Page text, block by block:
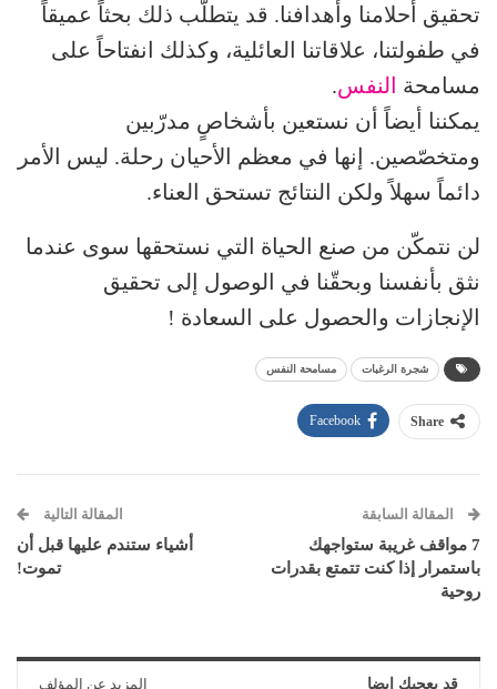
تحقيق أحلامنا وأهدافنا. قد يتطلّب ذلك بحثاً عميقاً
في طفولتنا، علاقاتنا العائلية، وكذلك انفتاحاً على
مسامحة النفس.
يمكننا أيضاً أن نستعين بأشخاصٍ مدرّبين
ومتخصّصين. إنها في معظم الأحيان رحلة. ليس الأمر
دائماً سهلاً ولكن النتائج تستحق العناء.
لن نتمكّن من صنع الحياة التي نستحقها سوى عندما
نثق بأنفسنا وبحقّنا في الوصول إلى تحقيق
الإنجازات والحصول على السعادة !
شجرة الرغبات مسامحة النفس
Share
Facebook
المقالة السابقة
7 مواقف غريبة ستواجهك
باستمرار إذا كنت تتمتع بقدرات
روحية
المقالة التالية
أشياء ستندم عليها قبل أن
تموت!
قد يعجبك ايضا المزيد عن المؤلف